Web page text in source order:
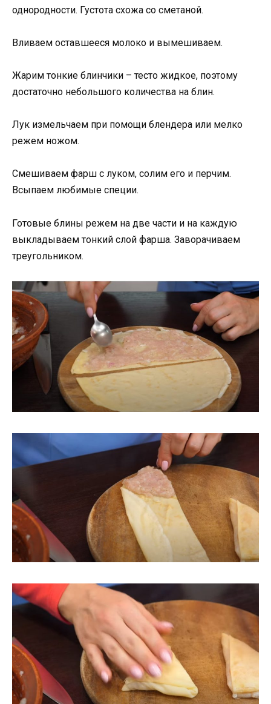
однородности. Густота схожа со сметаной.
Вливаем оставшееся молоко и вымешиваем.
Жарим тонкие блинчики – тесто жидкое, поэтому
достаточно небольшого количества на блин.
Лук измельчаем при помощи блендера или мелко
режем ножом.
Смешиваем фарш с луком, солим его и перчим.
Всыпаем любимые специи.
Готовые блины режем на две части и на каждую
выкладываем тонкий слой фарша. Заворачиваем
треугольником.